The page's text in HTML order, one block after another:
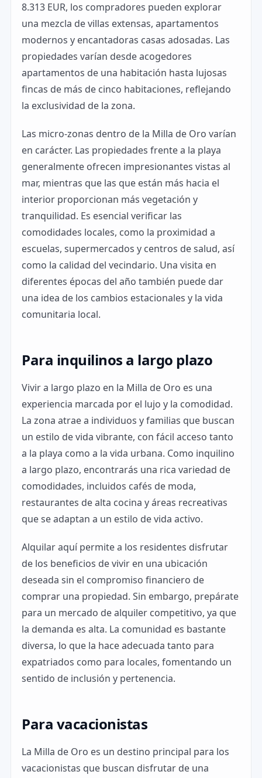
8.313 EUR, los compradores pueden explorar
una mezcla de villas extensas, apartamentos
modernos y encantadoras casas adosadas. Las
propiedades varían desde acogedores
apartamentos de una habitación hasta lujosas
fincas de más de cinco habitaciones, reflejando
la exclusividad de la zona.
Las micro-zonas dentro de la Milla de Oro varían
en carácter. Las propiedades frente a la playa
generalmente ofrecen impresionantes vistas al
mar, mientras que las que están más hacia el
interior proporcionan más vegetación y
tranquilidad. Es esencial verificar las
comodidades locales, como la proximidad a
escuelas, supermercados y centros de salud, así
como la calidad del vecindario. Una visita en
diferentes épocas del año también puede dar
una idea de los cambios estacionales y la vida
comunitaria local.
Para inquilinos a largo plazo
Vivir a largo plazo en la Milla de Oro es una
experiencia marcada por el lujo y la comodidad.
La zona atrae a individuos y familias que buscan
un estilo de vida vibrante, con fácil acceso tanto
a la playa como a la vida urbana. Como inquilino
a largo plazo, encontrarás una rica variedad de
comodidades, incluidos cafés de moda,
restaurantes de alta cocina y áreas recreativas
que se adaptan a un estilo de vida activo.
Alquilar aquí permite a los residentes disfrutar
de los beneficios de vivir en una ubicación
deseada sin el compromiso financiero de
comprar una propiedad. Sin embargo, prepárate
para un mercado de alquiler competitivo, ya que
la demanda es alta. La comunidad es bastante
diversa, lo que la hace adecuada tanto para
expatriados como para locales, fomentando un
sentido de inclusión y pertenencia.
Para vacacionistas
La Milla de Oro es un destino principal para los
vacacionistas que buscan disfrutar de una